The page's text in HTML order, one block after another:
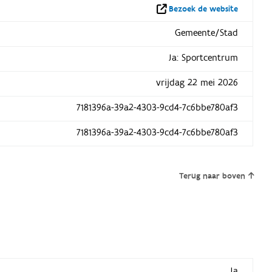
Bezoek de website
Gemeente/Stad
Ja: Sportcentrum
vrijdag 22 mei 2026
7181396a-39a2-4303-9cd4-7c6bbe780af3
7181396a-39a2-4303-9cd4-7c6bbe780af3
Terug naar boven